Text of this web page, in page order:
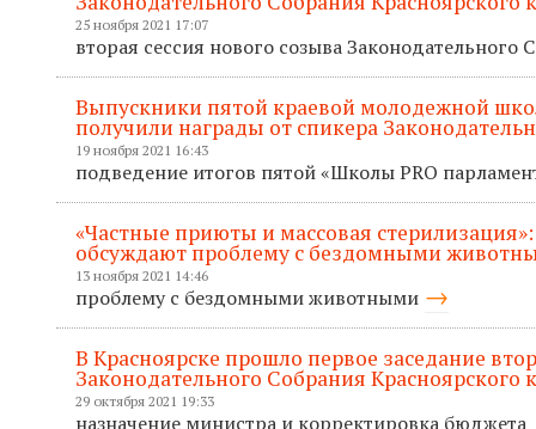
25 ноября 2021 17:07
вторая сессия нового созыва Законодательного
Выпускники пятой краевой молодежной
получили награды от спикера
19 ноября 2021 16:43
подведение итогов пятой «Школы PRO
«Частные приюты и массовая
обсуждают проблему с бездомными
13 ноября 2021 14:46
проблему с бездомными животными
В Красноярске прошло первое заседание
Законодательного Собрания Красноярского
29 октября 2021 19:33
назначение министра и корректировка бюджета